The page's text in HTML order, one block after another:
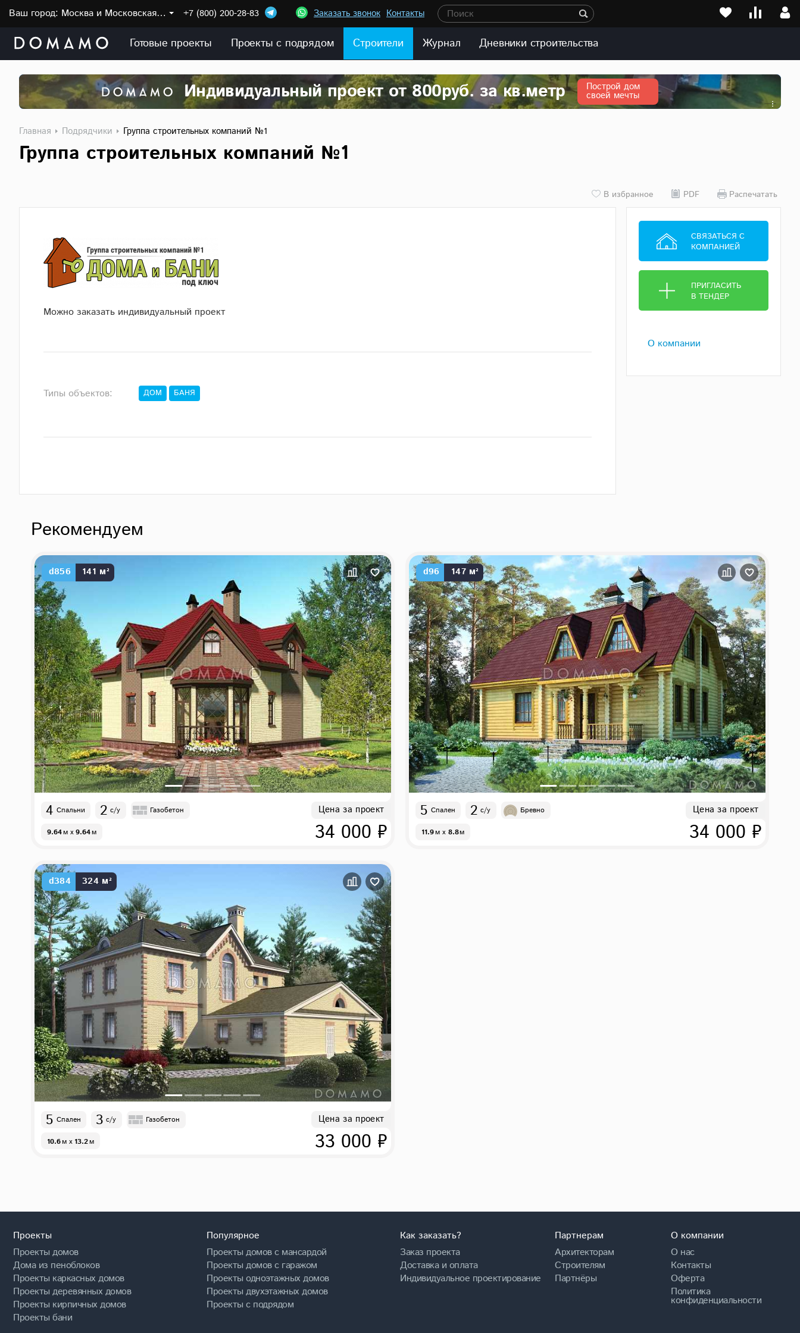
Ваш город: Москва и Московская область +7 (800) 200-28-83 Заказать звонок Контакты Поиск
Готовые проекты Проекты с подрядом Строители Журнал Дневники строительства
Индивидуальный проект от 800руб. за кв.метр Построй дом
своей мечты
Главная Подрядчики Группа строительных компаний №1
Группа строительных компаний №1
В избранное PDF Распечатать
СВЯЗАТЬСЯ С
КОМПАНИЕЙ
ПРИГЛАСИТЬ
В ТЕНДЕР
О компании
Можно заказать индивидуальный проект
Типы объектов: ДОМ БАНЯ
Рекомендуем
d856 141 м²
4 Спальни 2 с/у Газобетон
9.64м x 9.64м
Цена за проект
34 000 ₽
d96 147 м²
5 Спален 2 с/у Бревно
11.9м x 8.8м
Цена за проект
34 000 ₽
d384 324 м²
5 Спален 3 с/у Газобетон
10.6м x 13.2м
Цена за проект
33 000 ₽
Проекты
Проекты домов
Дома из пеноблоков
Проекты каркасных домов
Проекты деревянных домов
Проекты кирпичных домов
Проекты бани
Популярное
Проекты домов с мансардой
Проекты домов с гаражом
Проекты одноэтажных домов
Проекты двухэтажных домов
Проекты с подрядом
Как заказать?
Заказ проекта
Доставка и оплата
Индивидуальное проектирование
Партнерам
Архитекторам
Строителям
Партнёры
О компании
О нас
Контакты
Оферта
Политика
конфиденциальности